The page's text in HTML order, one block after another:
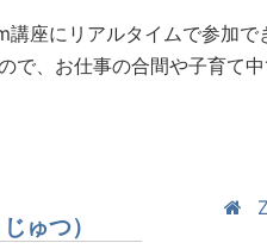
座にリアルタイムで参加
、お仕事の合間や子育て中
ゅつ）